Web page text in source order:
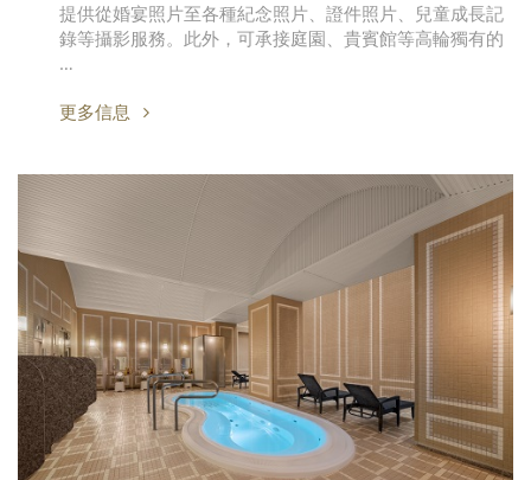
提供從婚宴照片至各種紀念照片、證件照片、兒童成長記
錄等攝影服務。此外，可承接庭園、貴賓館等高輪獨有的
…
更多信息